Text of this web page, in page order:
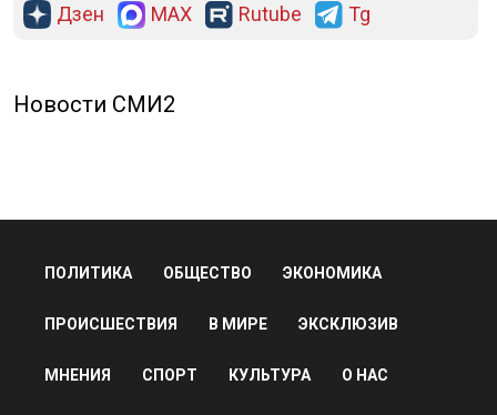
Дзен MAX Rutube Tg
Новости СМИ2
ПОЛИТИКА ОБЩЕСТВО ЭКОНОМИКА
ПРОИСШЕСТВИЯ В МИРЕ ЭКСКЛЮЗИВ
МНЕНИЯ СПОРТ КУЛЬТУРА О НАС